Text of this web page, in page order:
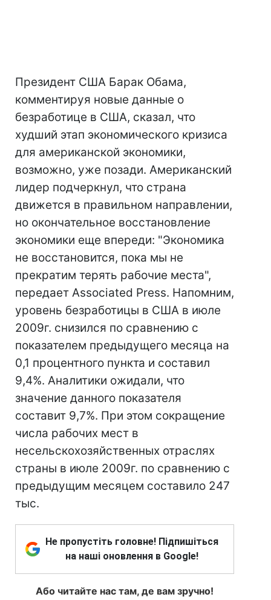
Президент США Барак Обама,
комментируя новые данные о
безработице в США, сказал, что
худший этап экономического кризиса
для американской экономики,
возможно, уже позади. Американский
лидер подчеркнул, что страна
движется в правильном направлении,
но окончательное восстановление
экономики еще впереди: "Экономика
не восстановится, пока мы не
прекратим терять рабочие места",
передает Associated Press. Напомним,
уровень безработицы в США в июле
2009г. снизился по сравнению с
показателем предыдущего месяца на
0,1 процентного пункта и составил
9,4%. Аналитики ожидали, что
значение данного показателя
составит 9,7%. При этом сокращение
числа рабочих мест в
несельскохозяйственных отраслях
страны в июле 2009г. по сравнению с
предыдущим месяцем составило 247
тыс.
Не пропустіть головне! Підпишіться
на наші оновлення в Google!
Або читайте нас там, де вам зручно!